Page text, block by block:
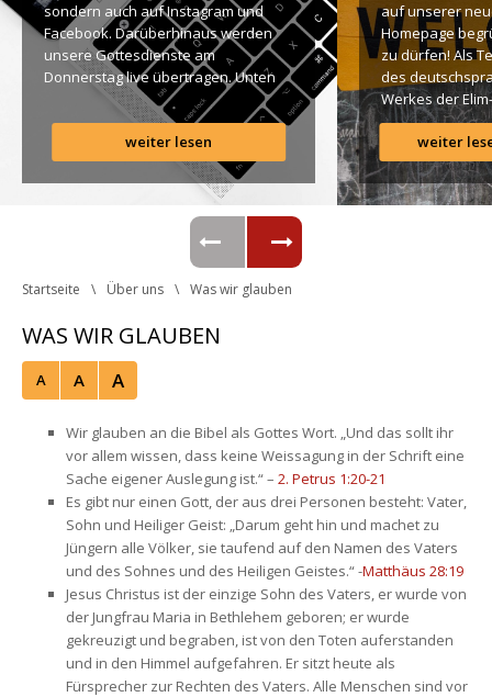
ondern auch auf Instagram und
Facebook. Darüberhinaus werden
unsere Gottesdienste am
Donnerstag live übertragen. Unten
findet Ihr dazu alle Links. Gottes
Segen! Live-Übertragung
Gottesdienst: http://ro.elim.at/live
Instagram: http://elim.wien
Facebook:
https://www.facebook.com/elimwien/
Photo by iabzd on Unsplash
weiter lesen
auf unserer
Homepage
zu dürfen! Als
des
Werkes der Elim-
Gemeinde ist
uns ein großes
Anliegen […]
weiter
Startseite Über un Was wir glauben
WAS WIR GLAUBEN
A A A
Wir glauben an die Bibel als Gottes Wort. „Und das sollt ihr
vor allem wissen, dass keine Weissagung in der Schrift eine
Sache eigener Auslegung ist.“ – 2. Petrus 1:20-21
Es gibt nur einen Gott, der aus drei Personen besteht: Vater,
Sohn und Heiliger Geist: „Darum geht hin und machet zu
Jüngern alle Völker, sie taufend auf den Namen des Vaters
und des Sohnes und des Heiligen Geistes.“ -Matthäus 28:19
Jesus Christus ist der einzige Sohn des Vaters, er wurde von
der Jungfrau Maria in Bethlehem geboren; er wurde
gekreuzigt und begraben, ist von den Toten auferstanden
und in den Himmel aufgefahren. Er sitzt heute als
Fürsprecher zur Rechten des Vaters. Alle Menschen sind vor